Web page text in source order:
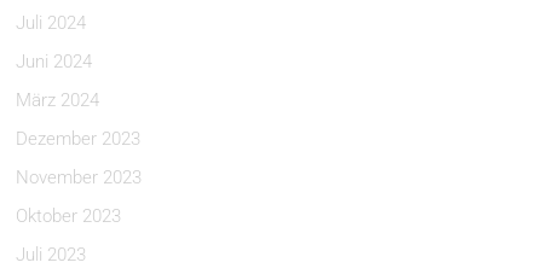
Juli 2024
Juni 2024
März 2024
Dezember 2023
November 2023
Oktober 2023
Juli 2023